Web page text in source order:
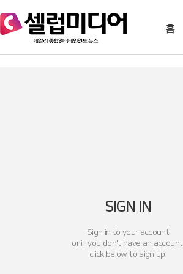
홈
SIGN IN
Sign in to your account
or if you don't have an account.
click below to sign up.